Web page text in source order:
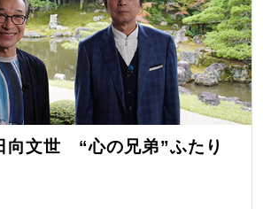
向文世 “心の兄弟”ふたり